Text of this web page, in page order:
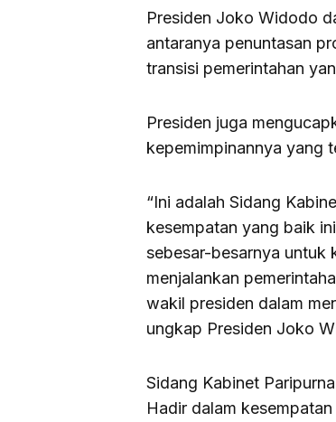
Presiden Joko Widodo
antaranya penuntasan
transisi pemerintahan
Presiden juga
kepemimpinannya yang
“Ini adalah Sidang
kesempatan yang baik
sebesar-besarnya untuk
menjalankan
wakil presiden dalam
ungkap Presiden Joko
Sidang Kabinet
Hadir dalam